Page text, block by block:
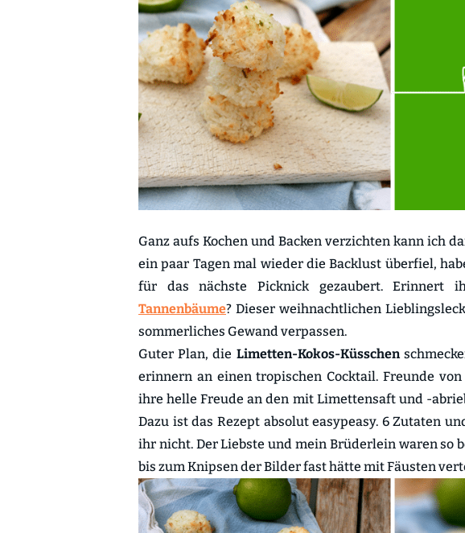
Ganz aufs Kochen und Backen verzichten kann ich
ein paar Tagen mal wieder die Backlust überfiel,
für das nächste Picknick gezaubert.
Tannenbäume? Dieser weihnachtlichen
sommerliches Gewand verpassen.
Guter Plan, die Limetten-Kokos-Küsschen
erinnern an einen tropischen Cocktail. Freunde
ihre helle Freude an den mit Limettensaft und -
Dazu ist das Rezept absolut easypeasy. 6 Zutaten
ihr nicht. Der Liebste und mein Brüderlein waren so
bis zum Knipsen der Bilder fast hätte mit Fäusten